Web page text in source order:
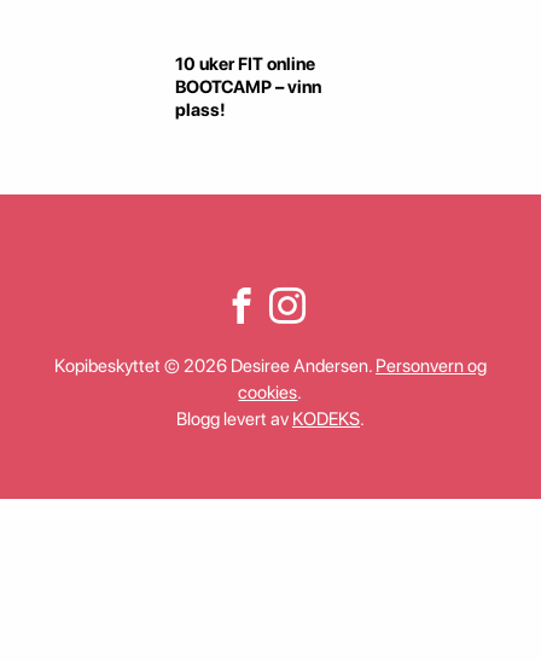
10 uker FIT online
BOOTCAMP – vinn
plass!
Kopibeskyttet © 2026 Desiree Andersen. Personvern og
cookies.
Blogg levert av KODEKS.